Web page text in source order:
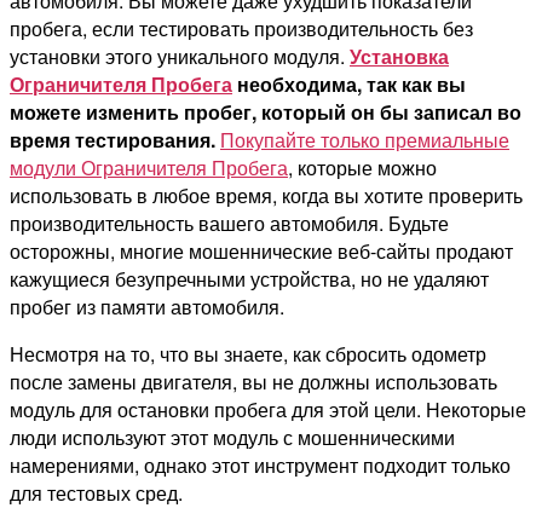
пробега, если тестировать производительность без
установки этого уникального модуля. Установка
Ограничителя Пробега необходима, так как вы
можете изменить пробег, который он бы записал во
время тестирования. Покупайте только премиальные
модули Ограничителя Пробега, которые можно
использовать в любое время, когда вы хотите проверить
производительность вашего автомобиля. Будьте
осторожны, многие мошеннические веб-сайты продают
кажущиеся безупречными устройства, но не удаляют
пробег из памяти автомобиля.
Несмотря на то, что вы знаете, как сбросить одометр
после замены двигателя, вы не должны использовать
модуль для остановки пробега для этой цели. Некоторые
люди используют этот модуль с мошенническими
намерениями, однако этот инструмент подходит только
для тестовых сред.